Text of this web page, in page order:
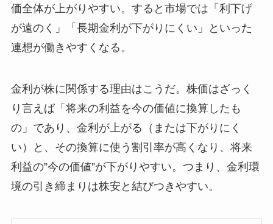
価全体が上がりやすい。すると市場では「利下げ
が遠のく」「長期金利が下がりにくい」といった
連想が働きやすくなる。
金利が株に関係する理由はこうだ。株価はざっく
り言えば「将来の利益を今の価値に換算したも
の」であり、金利が上がる（または下がりにく
い）と、その換算に使う割引率が高くなり、将来
利益の”今の価値”が下がりやすい。つまり、金利環
境の引き締まりは株安と結びつきやすい。